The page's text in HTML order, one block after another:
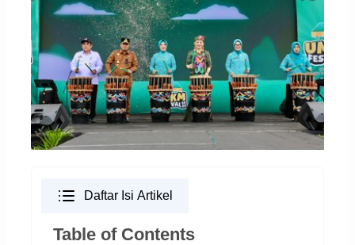
Daftar Isi Artikel
Table of Contents